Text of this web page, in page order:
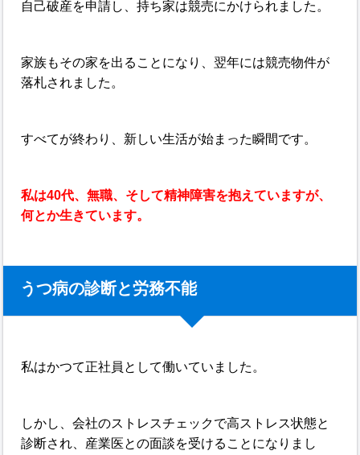
自己破産を申請し、持ち家は競売にかけられました。
家族もその家を出ることになり、翌年には競売物件が
落札されました。
すべてが終わり、新しい生活が始まった瞬間です。
私は40代、無職、そして精神障害を抱えていますが、
何とか生きています。
うつ病の診断と労務不能
私はかつて正社員として働いていました。
しかし、会社のストレスチェックで高ストレス状態と
診断され、産業医との面談を受けることになりまし